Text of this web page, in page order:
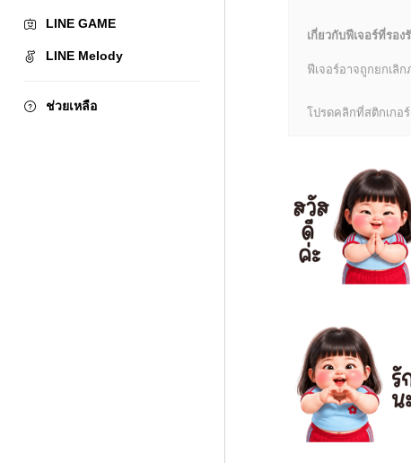
LINE GAME
LINE Melody
ช่วยเหลือ
เกี่ยวกับฟีเจอร์ที่รอง
ฟีเจอร์อาจถูกยกเลิ
โปรดคลิกที่สติกเกอ